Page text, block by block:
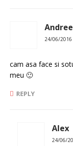
24/06/2016
cam asa face si
meu 🙂
REPLY
Alex
24/06/